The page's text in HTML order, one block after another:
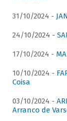
31/10/2024 -
24/10/2024 -
17/10/2024 -
10/10/2024 -
Coisa
03/10/2024 -
Arranco de